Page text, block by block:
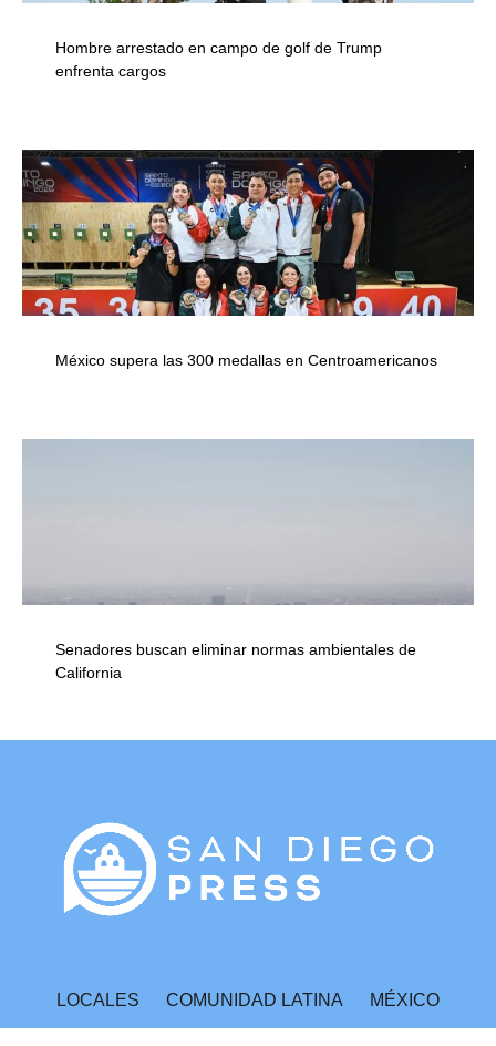
Hombre arrestado en campo de golf de Trump
enfrenta cargos
México supera las 300 medallas en Centroamericanos
Senadores buscan eliminar normas ambientales de
California
LOCALES COMUNIDAD LATINA MÉXICO